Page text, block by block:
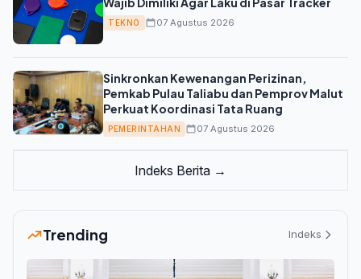
TEKNO 07 Agustus 2026
Sinkronkan Kewenangan Perizinan,
Pemkab Pulau Taliabu dan Pemprov Malut
Perkuat Koordinasi Tata Ruang
PEMERINTAHAN 07 Agustus 2026
Indeks Berita →
Trending Indeks